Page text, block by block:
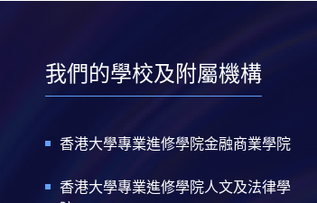
我們的學校及附屬機構
香港大學專業進修學院金融商業學院
香港大學專業進修學院人文及法律學